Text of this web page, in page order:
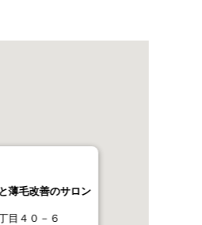
薄毛改善のサロン
目４０－６